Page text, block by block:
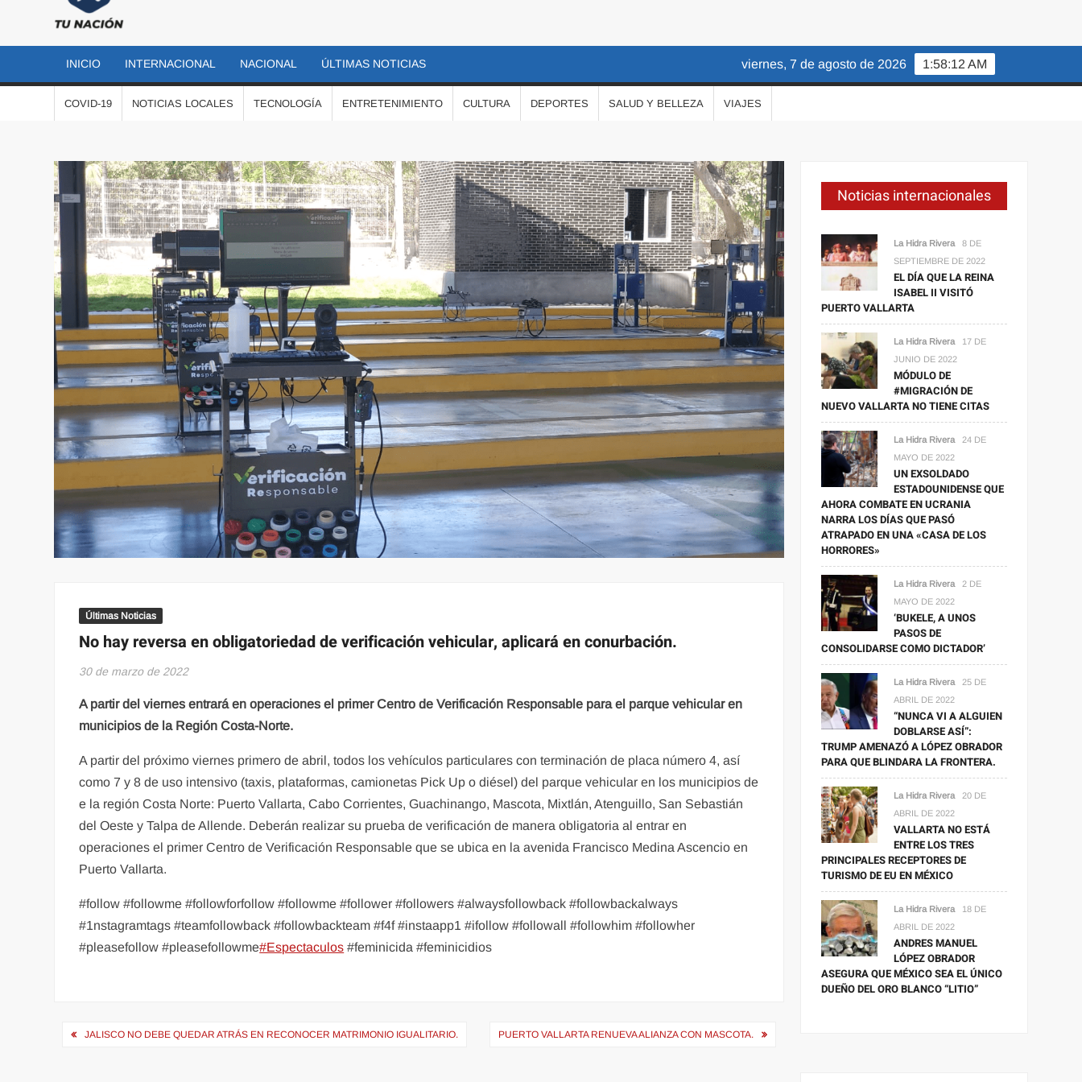
NACIÓN
más
importantes
al momento
INICIO INTERNACIONAL NACIONAL ÚLTIMAS NOTICIAS 1:58:13 AM
viernes, 7 de agosto de 2026
COVID-19 NOTICIAS LOCALES TECNOLOGÍA ENTRETENIMIENTO CULTURA DEPORTES SALUD Y BELLEZA VIAJES
Últimas Noticias
No hay reversa en obligatoriedad de verificación vehicular, aplicará en conurbación.
30 de marzo de 2022
A partir del viernes entrará en operaciones el primer Centro de Verificación Responsable para el parque vehicular en
municipios de la Región Costa-Norte.
A partir del próximo viernes primero de abril, todos los vehículos particulares con terminación de placa número 4, así
como 7 y 8 de uso intensivo (taxis, plataformas, camionetas Pick Up o diésel) del parque vehicular en los municipios de
e la región Costa Norte: Puerto Vallarta, Cabo Corrientes, Guachinango, Mascota, Mixtlán, Atenguillo, San Sebastián
del Oeste y Talpa de Allende. Deberán realizar su prueba de verificación de manera obligatoria al entrar en
operaciones el primer Centro de Verificación Responsable que se ubica en la avenida Francisco Medina Ascencio en
Puerto Vallarta.
#follow #followme #followforfollow #followme #follower #followers #alwaysfollowback #followbackalways
#1nstagramtags #teamfollowback #followbackteam #f4f #instaapp1 #ifollow #followall #followhim #followher
#pleasefollow #pleasefollowme#Espectaculos #feminicida #feminicidios
Navegación
JALISCO NO DEBE QUEDAR ATRÁS EN RECONOCER MATRIMONIO IGUALITARIO. PUERTO VALLARTA RENUEVA ALIANZA CON MASCOTA.
Noticias internacionales
La Hidra Rivera
8 DE
SEPTIEMBRE DE 2022
EL DÍA QUE LA REINA
ISABEL II VISITÓ
PUERTO VALLARTA
La Hidra Rivera
17 DE
JUNIO DE 2022
MÓDULO DE
#MIGRACIÓN DE
NUEVO VALLARTA NO TIENE CITAS
La Hidra Rivera
24 DE
MAYO DE 2022
UN EXSOLDADO
ESTADOUNIDENSE QUE
AHORA COMBATE EN UCRANIA
NARRA LOS DÍAS QUE PASÓ
ATRAPADO EN UNA «CASA DE LOS
HORRORES»
La Hidra Rivera
2 DE
MAYO DE 2022
‘BUKELE, A UNOS
PASOS DE
CONSOLIDARSE COMO DICTADOR’
La Hidra Rivera
25 DE
ABRIL DE 2022
“NUNCA VI A ALGUIEN
DOBLARSE ASÍ”:
TRUMP AMENAZÓ A LÓPEZ OBRADOR
PARA QUE BLINDARA LA FRONTERA.
La Hidra Rivera
20 DE
ABRIL DE 2022
VALLARTA NO ESTÁ
ENTRE LOS TRES
PRINCIPALES RECEPTORES DE
TURISMO DE EU EN MÉXICO
La Hidra Rivera
18 DE
ABRIL DE 2022
ANDRES MANUEL
LÓPEZ OBRADOR
ASEGURA QUE MÉXICO SEA EL ÚNICO
DUEÑO DEL ORO BLANCO “LITIO”